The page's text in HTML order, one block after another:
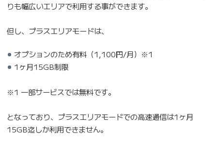
りも幅広いエリアで利用する事ができます。
但し、プラスエリアモードは、
オプションのため有料（1,100円/月）※1
1ヶ月15GB制限
※1 一部サービスでは無料です。
となっており、プラスエリアモードでの高速通信は1ヶ月
15GB迄しか利用できません。